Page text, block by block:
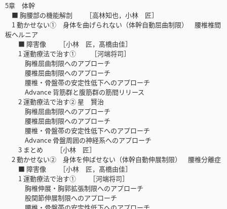
5章 体幹
■ 胸腰部の機能解剖 ［高林知也，小林 匠］
1 動かせない① 身体を曲げられない（体幹自動屈曲制限） 腰椎椎間
板ヘルニア
■ 障害像 ［小林 匠，髙橋由佳］
1 運動療法で治す① ［河端将司］
胸椎屈曲制限へのアプローチ
腰椎屈曲制限へのアプローチ
腰椎・骨盤帯の安定性低下へのアプローチ
Advance 背筋群と腹筋群の筋間リリース
2 運動療法で治す② 星 賢治
胸椎屈曲制限へのアプローチ
腰椎屈曲制限へのアプローチ
腰椎・骨盤帯の安定性低下へのアプローチ
Advance 骨盤周囲の神経系へのアプローチ
3 まとめ ［小林 匠］
2 動かせない② 身体を伸ばせない（体幹自動伸展制限） 腰椎分離症
■ 障害像 ［小林 匠，髙橋由佳］
1 運動療法で治す① ［河端将司］
胸椎伸展・胸郭拡張制限へのアプローチ
股関節伸展制限へのアプローチ